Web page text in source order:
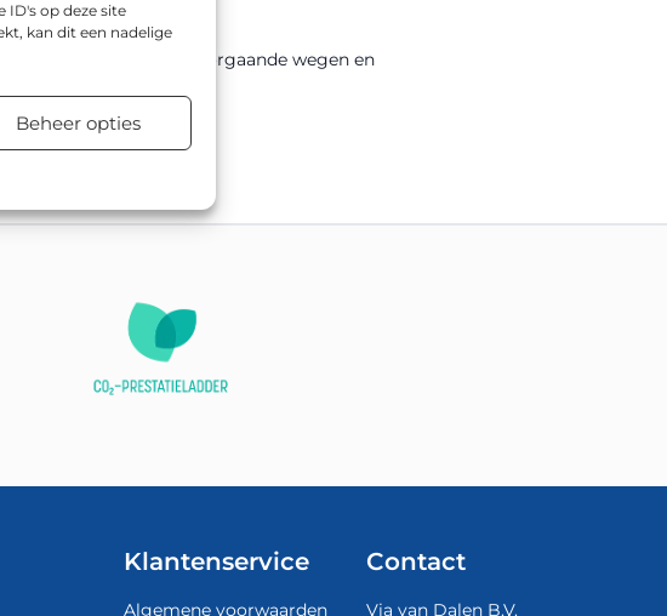
ID's op deze site
kan dit een nadelige
Beheer opties
variëren van doorgaande wegen en
plaatsen.
Klantenservice
Algemene voorwaarden
Contact
Via van Dalen B.V.